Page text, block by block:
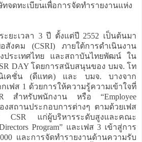
จดทะเบียนเพื่อการจัดทำรายงานแห่ง
ะยะเวลา 3 ปี ตั้งแต่ปี 2552 เป็นต้นมา
อสังคม (CSRI) ภายใต้การดำเนินงาน
ประเทศไทย และสถาบันไทยพัฒน์ ใน
DAY โดยการสนับสนุนของ บมจ. โท
เคชั่น (ดีแทค) และ บมจ. บางจาก
เฟส 1 ด้วยการให้ความรู้ความเข้าใจที่
สำหรับพนักงาน หรือ “Employee
งสถานประกอบการต่างๆ ตามด้วยเฟส
CSR แก่ผู้บริหารระดับสูงและคณะ
Program” และเฟส 3 เข้าสู่การ
และการจัดทำรายงานด้านความรับ